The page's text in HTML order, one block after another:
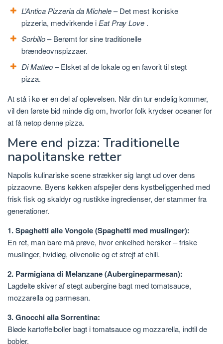
L’Antica Pizzeria da Michele– Det mest ikoniske
pizzeria, medvirkende i Eat Pray Love .
Sorbillo– Berømt for sine traditionelle
brændeovnspizzaer.
Di Matteo– Elsket af de lokale og en favorit til stegt
pizza.
At stå i kø er en del af oplevelsen. Når din tur endelig kommer,
vil den første bid minde dig om, hvorfor folk krydser oceaner for
at få netop denne pizza.
Mere end pizza: Traditionelle
napolitanske retter
Napolis kulinariske scene strækker sig langt ud over dens
pizzaovne. Byens køkken afspejler dens kystbeliggenhed med
frisk fisk og skaldyr og rustikke ingredienser, der stammer fra
generationer.
1. Spaghetti alle Vongole (Spaghetti med muslinger):
En ret, man bare må prøve, hvor enkelhed hersker – friske
muslinger, hvidløg, olivenolie og et strejf af chili.
2. Parmigiana di Melanzane (Aubergineparmesan):
Lagdelte skiver af stegt aubergine bagt med tomatsauce,
mozzarella og parmesan.
3. Gnocchi alla Sorrentina:
Bløde kartoffelboller bagt i tomatsauce og mozzarella, indtil de
bobler.